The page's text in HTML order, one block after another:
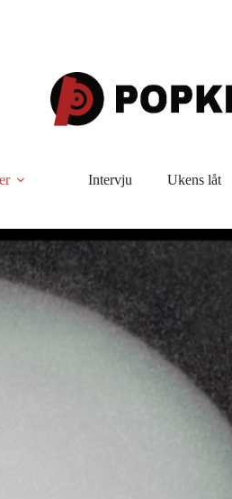
Intervju Ukens låt